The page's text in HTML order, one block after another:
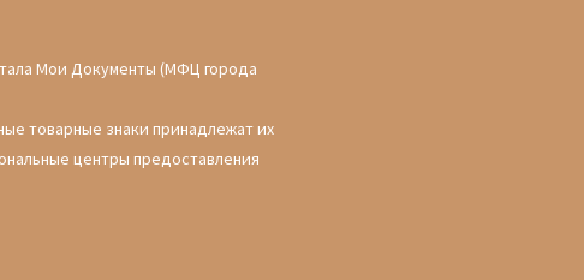
Мои Документы (МФЦ города
товарные знаки принадлежат их
центры предоставления